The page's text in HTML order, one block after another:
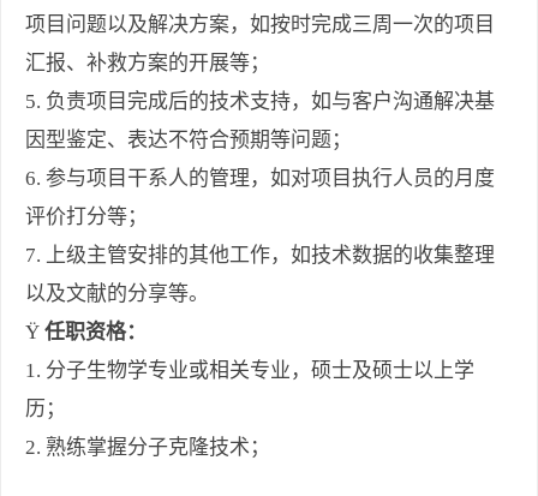
项目问题以及解决方案，如按时完成三周一次的项目
汇报、补救方案的开展等；
5. 负责项目完成后的技术支持，如与客户沟通解决基
因型鉴定、表达不符合预期等问题；
6. 参与项目干系人的管理，如对项目执行人员的月度
评价打分等；
7. 上级主管安排的其他工作，如技术数据的收集整理
以及文献的分享等。
Ÿ 任职资格：
1. 分子生物学专业或相关专业，硕士及硕士以上学
历；
2. 熟练掌握分子克隆技术；